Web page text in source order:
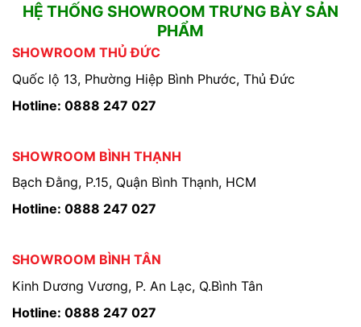
HỆ THỐNG SHOWROOM TRƯNG BÀY SẢN
PHẨM
SHOWROOM THỦ ĐỨC
Quốc lộ 13, Phường Hiệp Bình Phước, Thủ Đức
Hotline: 0888 247 027
SHOWROOM BÌNH THẠNH
Bạch Đằng, P.15, Quận Bình Thạnh, HCM
Hotline: 0888 247 027
SHOWROOM BÌNH TÂN
Kinh Dương Vương, P. An Lạc, Q.Bình Tân
Hotline: 0888 247 027